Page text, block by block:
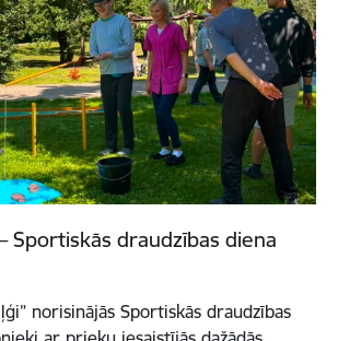
Sportiskās draudzības diena
norisinājās Sportiskās draudzības